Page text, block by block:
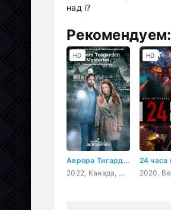
над i?
Рекомендуем:
Аврора Тигарден: дом с привидением
2022, Канада, США, криминал, детектив
HD HD